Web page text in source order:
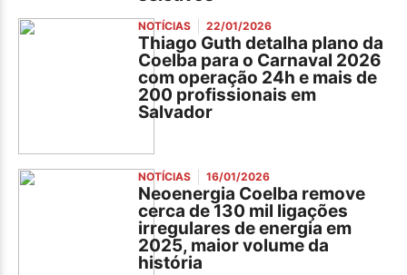
NOTÍCIAS 22/01/2026
Thiago Guth detalha plano da
Coelba para o Carnaval 2026
com operação 24h e mais de
200 profissionais em
Salvador
NOTÍCIAS 16/01/2026
Neoenergia Coelba remove
cerca de 130 mil ligações
irregulares de energia em
2025, maior volume da
história